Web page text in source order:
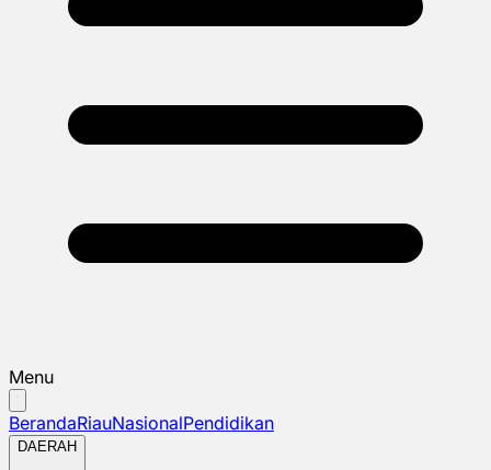
Menu
BerandaRiauNasionalPendidikan
DAERAH